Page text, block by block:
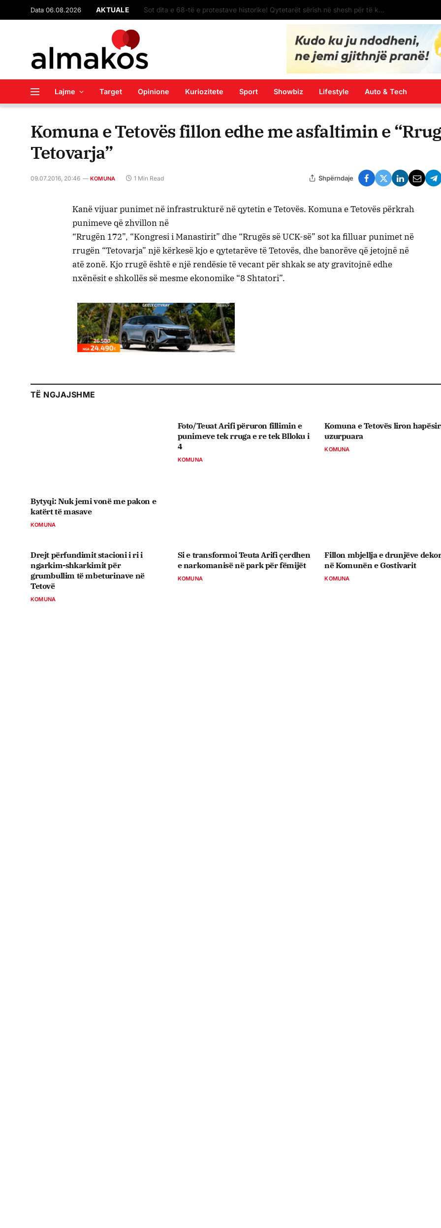
Data 06.08.2026 AKTUALE Senati amerikan konfirmon Eric P. Wendt si ambasador të SHBA-së në Shqipëri
Lajme Target Opinione Kuriozitete Sport Showbiz Lifestyle Auto & Tech
Komuna e Tetovës fillon edhe me asfaltimin e
Tetovarja”
09.07.2016, 20:46 KOMUNA 1 Min Read Shpërndaje
Kanë vijuar punimet në infrastrukturë në qytetin e Tetovës. Komuna e Tetovës përkrah
punimeve që zhvillon në
“Rrugën 172”, “Kongresi i Manastirit” dhe “Rrugës së UCK-së” sot ka filluar punimet në
rrugën “Tetovarja” një kërkesë kjo e qytetarëve të Tetovës, dhe banorëve që jetojnë në
atë zonë. Kjo rrugë është e një rendësie të vecant për shkak se aty gravitojnë edhe
nxënësit e shkollës së mesme ekonomike “8 Shtatori”.
TË NGJAJSHME
Bytyqi: Nuk jemi vonë me pakon e
katërt të masave
KOMUNA
Foto/Teuat Arifi përuron fillimin e
punimeve tek rruga e re tek Blloku i
4
KOMUNA
Komuna e Tetovës liron
uzurpuara
KOMUNA
Drejt përfundimit stacioni i ri i
ngarkim-shkarkimit për
grumbullim të mbeturinave në
Tetovë
KOMUNA
Si e transformoi Teuta Arifi çerdhen
e narkomanisë në park për fëmijët
KOMUNA
Fillon mbjellja e drunjëve
në Komunën e Gostivarit
KOMUNA